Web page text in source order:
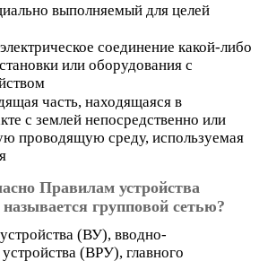
выполняемый для целей
соединение какой-либо
или оборудования с
часть, находящаяся в
с землей непосредственно или
проводящую среду, используемая
Правилам устройства
называется групповой сетью?
(ВУ), вводно-
(ВРУ), главного